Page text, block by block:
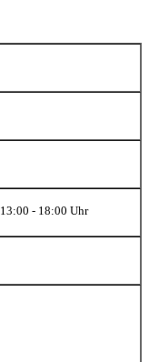
13:00 - 18:00 Uhr